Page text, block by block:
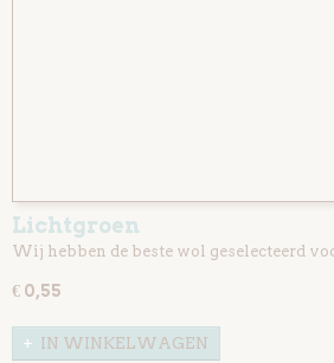
Lichtgroen
Wij hebben de beste wol geselecteerd
€ 0,55
IN WINKELWAGEN